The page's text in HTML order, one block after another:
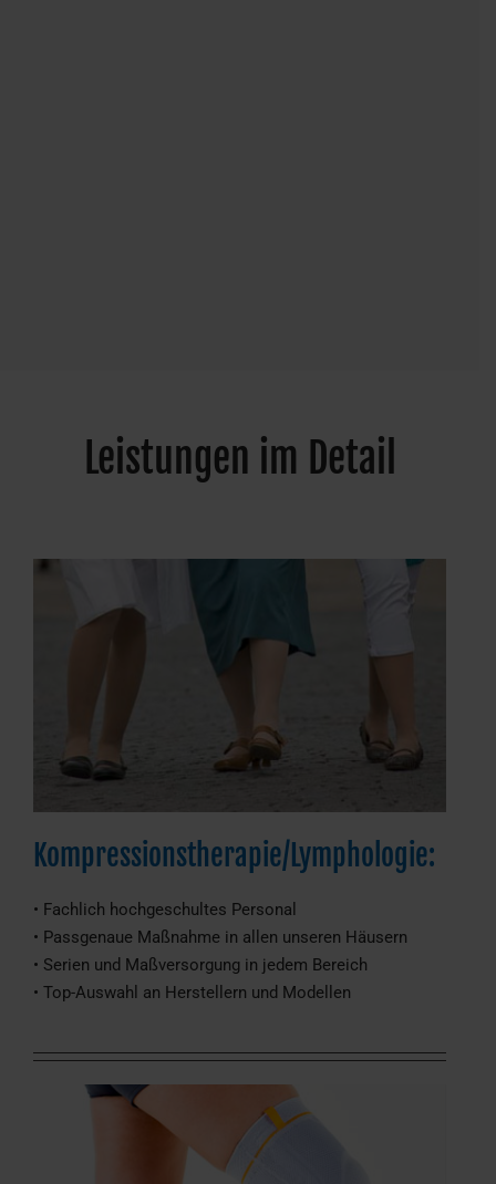
Leistungen im Detail
Kompressionstherapie/Lymphologie:
• Fachlich hochgeschultes Personal
• Passgenaue Maßnahme in allen unseren Häusern
• Serien und Maßversorgung in jedem Bereich
• Top-Auswahl an Herstellern und Modellen